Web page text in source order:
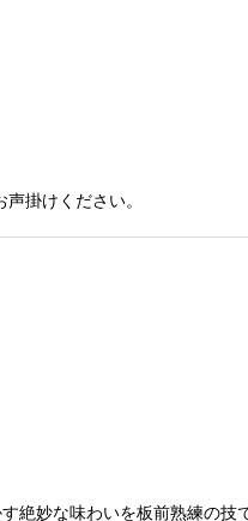
掛けください。
絶妙な味わいを板前熟練の技